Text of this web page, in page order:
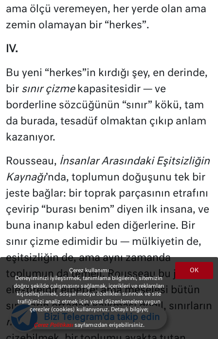
ama ölçü veremeyen, her yerde olan ama
zemin olamayan bir “herkes”.
IV.
Bu yeni “herkes”in kırdığı şey, en derinde,
bir sınır çizmekapasitesidir — ve
borderline sözcüğünün “sınır” kökü, tam
da burada, tesadüf olmaktan çıkıp anlam
kazanıyor.
Rousseau, İnsanlar Arasındaki Eşitsizliğin
Kaynağı’nda, toplumun doğuşunu tek bir
jeste bağlar: bir toprak parçasının etrafını
çevirip “burası benim” diyen ilk insana, ve
buna inanıp kabul eden diğerlerine. Bir
sınır çizme edimidir bu — mülkiyetin de,
eşitsizliğin de, ama aynı zamanda
toplumun da temeli. Rousseau bu jeste
eleştireldir elbette; ama meselesi bütün
sınırların ortadan kalkması değil, sınırların
nereyeçekileceğidir. Çünkü sınır
OK
Çerez kullanımı
Deneyiminizi iyileştirmek, tanımlama bilgilerini, sitemizin
doğru şekilde çalışmasını sağlamak, içerikleri ve reklamları
kişiselleştirmek, sosyal medya özellikleri sunmak ve site
trafiğimizi analiz etmek için yasal düzenlemelere uygun
çerezler (cookies) kullanıyoruz. Detaylı bilgiye;
Çerez Politikasısayfamızdan erişebilirsiniz.
Bizi Telegram'da takip edin